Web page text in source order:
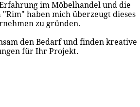
im Möbelhandel und die
haben mich überzeugt dieses
zu gründen.
den Bedarf und finden kreative
für Ihr Projekt.